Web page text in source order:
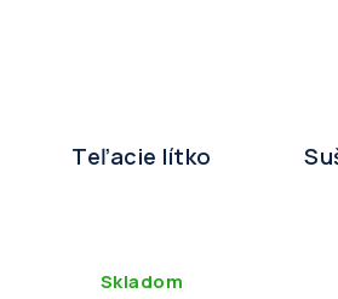
Teľacie lítko
Skladom